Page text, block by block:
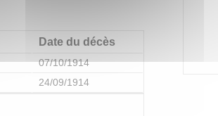
Date du décès
07/10/1914
24/09/1914